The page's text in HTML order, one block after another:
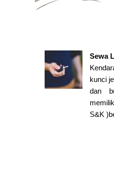
Sewa
kunci
dan
S&K